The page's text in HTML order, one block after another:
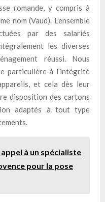
romande, y compris à
nom (Vaud). L’ensemble
par des salariés
les diverses
réussi. Nous
particulière à l’intégrité
et cela dès leur
disposition des cartons
adaptés à tout type
à un spécialiste
pour la pose